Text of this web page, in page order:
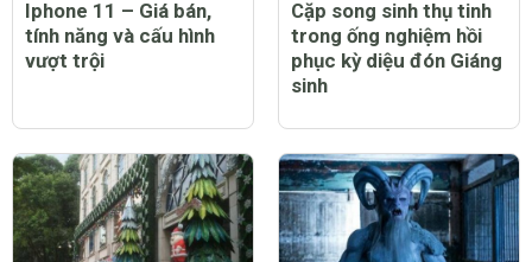
Iphone 11 – Giá bán,
tính năng và cấu hình
vượt trội
Cặp song sinh thụ tinh
trong ống nghiệm hồi
phục kỳ diệu đón Giáng
sinh